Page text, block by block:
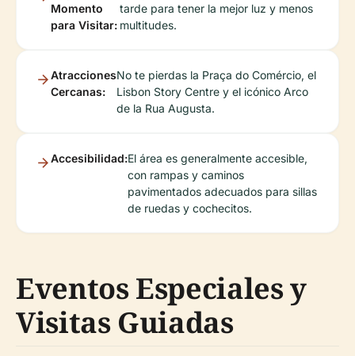
Momento
para Visitar:
tarde para tener la mejor luz y menos
multitudes.
Atracciones
Cercanas:
No te pierdas la Praça do Comércio, el
Lisbon Story Centre y el icónico Arco
de la Rua Augusta.
Accesibilidad:El área es generalmente accesible,
con rampas y caminos
pavimentados adecuados para sillas
de ruedas y cochecitos.
Eventos Especiales y
Visitas Guiadas